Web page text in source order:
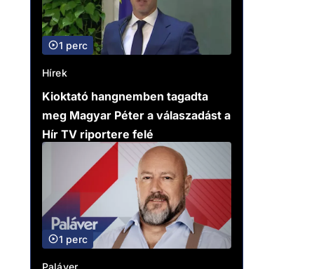
1 perc
Hírek
Kioktató hangnemben tagadta
meg Magyar Péter a válaszadást a
Hír TV riportere felé
1 perc
Paláver